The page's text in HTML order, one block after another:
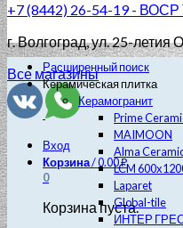
+7 (8442) 26-54-19 - ВОСР
г. Волгоград, ул. 25-летия
Все магазины
Вход
Корзина/0.00₽
0
Корзина пуста.
Расширенный поиск
Керамическая плитка
Керамогранит
Prime
MAIMOON
Alma
LCM
Laparet
Global-tile
ИНТЕР